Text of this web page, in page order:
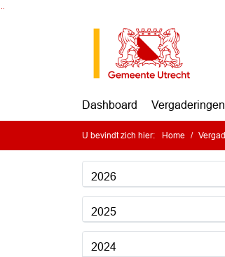
Dashboard Vergaderingen
U bevindt zich hier: Home
2026
2025
2024